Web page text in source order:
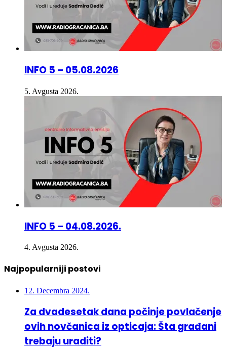
INFO 5 – 05.08.2026
5. Avgusta 2026.
INFO 5 – 04.08.2026.
4. Avgusta 2026.
Najpopularniji postovi
12. Decembra 2024.
Za dvadesetak dana počinje povlačenje
ovih novčanica iz opticaja: Šta građani
trebaju uraditi?
6. Aprila 2021.